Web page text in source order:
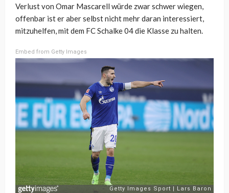
Verlust von Omar Mascarell würde zwar schwer wiegen,
offenbar ist er aber selbst nicht mehr daran interessiert,
mitzuhelfen, mit dem FC Schalke 04 die Klasse zu halten.
Embed from Getty Images